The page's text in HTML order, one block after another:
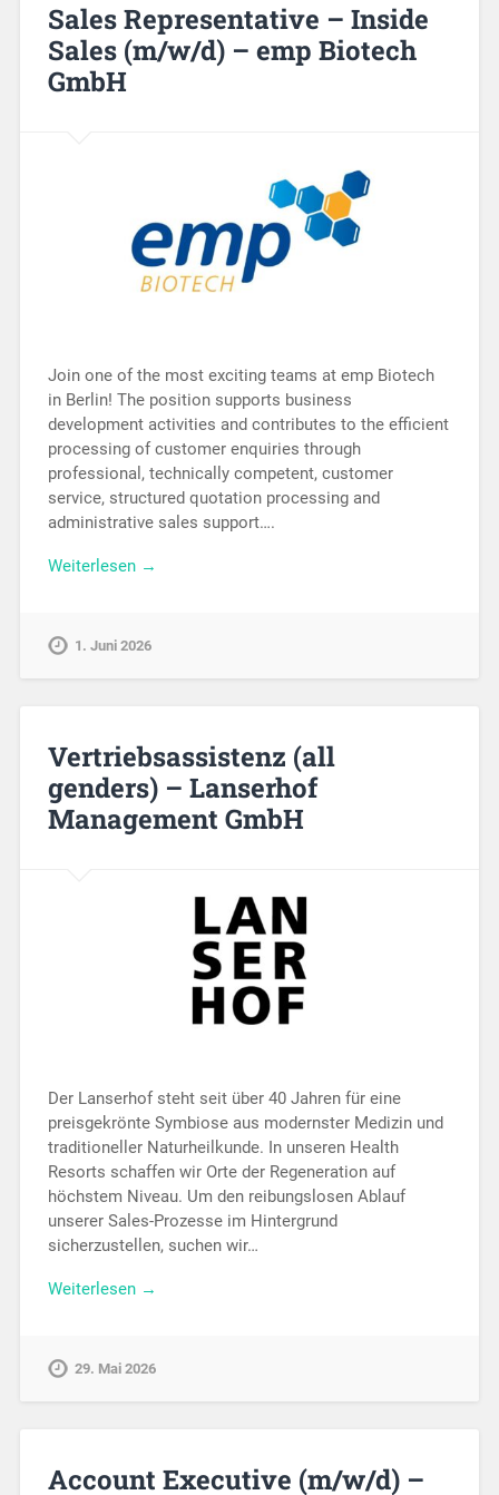
Sales Representative – Inside
Sales (m/w/d) – emp Biotech
GmbH
Join one of the most exciting teams at emp Biotech
in Berlin! The position supports business
development activities and contributes to the efficient
processing of customer enquiries through
professional, technically competent, customer
service, structured quotation processing and
administrative sales support….
Weiterlesen →
1. Juni 2026
Vertriebsassistenz (all
genders) – Lanserhof
Management GmbH
Der Lanserhof steht seit über 40 Jahren für eine
preisgekrönte Symbiose aus modernster Medizin und
traditioneller Naturheilkunde. In unseren Health
Resorts schaffen wir Orte der Regeneration auf
höchstem Niveau. Um den reibungslosen Ablauf
unserer Sales-Prozesse im Hintergrund
sicherzustellen, suchen wir…
Weiterlesen →
29. Mai 2026
Account Executive (m/w/d) –